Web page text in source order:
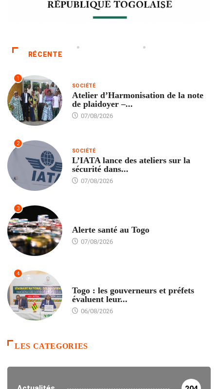
RÉCENTE
1
SOCIÉTÉ
Atelier d’Harmonisation de la note
de plaidoyer –...
07/08/2026
2
SOCIÉTÉ
L’IATA lance des ateliers sur la
sécurité dans...
07/08/2026
3
Alerte santé au Togo
07/08/2026
4
Togo : les gouverneurs et préfets
évaluent leur...
06/08/2026
LES CATEGORIES